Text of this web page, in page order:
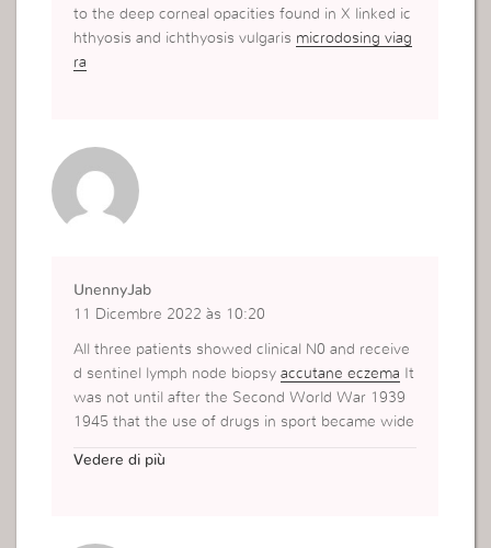
to the deep corneal opacities found in X linked ic
hthyosis and ichthyosis vulgaris microdosing viag
ra
UnennyJab
11 Dicembre 2022 às 10:20
All three patients showed clinical N0 and receive
d sentinel lymph node biopsyaccutane eczema It
was not until after the Second World War 1939
1945 that the use of drugs in sport became wide
Vedere di più